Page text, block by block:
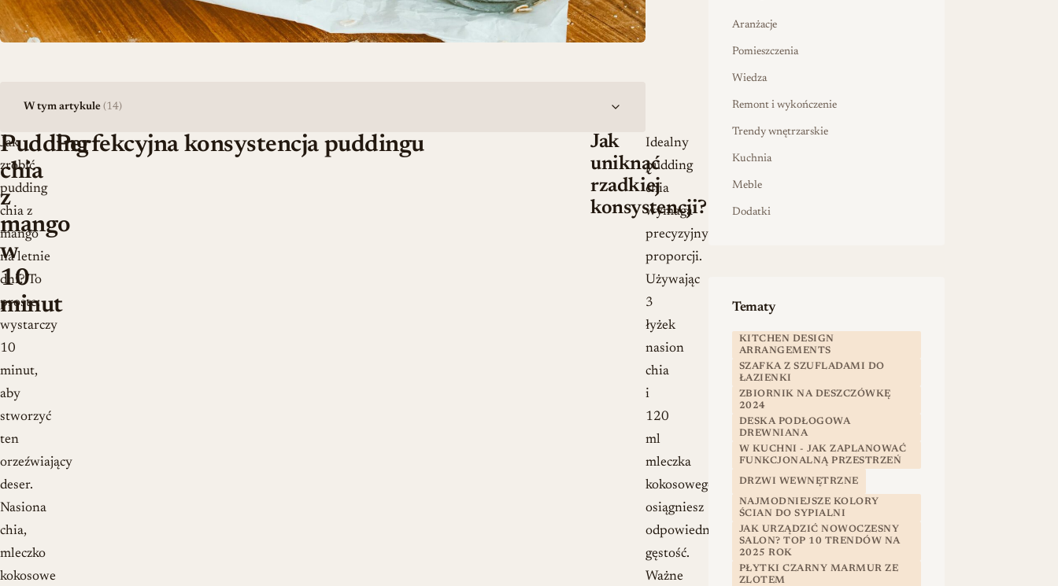
W tym artykule (14)
Pudding
chia
z
mango
w
10
minut
Jak
zrobić
pudding
chia z
mango
na letnie
dni? To
proste:
wystarczy
10
minut,
aby
stworzyć
ten
orzeźwiający
deser.
Nasiona
chia,
mleczko
kokosowe
Perfekcyjna konsystencja puddingu
Jak
uniknąć
rzadkiej
konsystencji?
Idealny
pudding
chia
wymaga
precyzyjnych
proporcji.
Używając
3
łyżek
nasion
chia
i
120
ml
mleczka
kokosowego,
osiągniesz
odpowiednią
gęstość.
Ważne
Aranżacje
Pomieszczenia
Wiedza
Remont i wykończenie
Trendy wnętrzarskie
Kuchnia
Meble
Dodatki
Tematy
KITCHEN DESIGN
ARRANGEMENTS
SZAFKA Z SZUFLADAMI DO
ŁAZIENKI
ZBIORNIK NA DESZCZÓWKĘ
2024
DESKA PODŁOGOWA
DREWNIANA
W KUCHNI - JAK ZAPLANOWAĆ
FUNKCJONALNĄ PRZESTRZEŃ
DRZWI WEWNĘTRZNE
NAJMODNIEJSZE KOLORY
ŚCIAN DO SYPIALNI
JAK URZĄDZIĆ NOWOCZESNY
SALON? TOP 10 TRENDÓW NA
2025 ROK
PŁYTKI CZARNY MARMUR ZE
ZLOTEM